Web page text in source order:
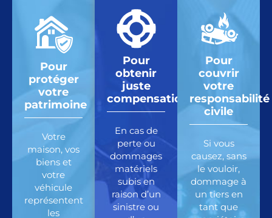
Pour
protéger
votre
patrimoine
Votre
maison, vos
biens et
votre
véhicule
représentent
les
Pour
obtenir
juste
compensation
En cas de
perte ou
dommages
matériels
subis en
raison d’un
sinistre ou
Pour
couvrir
votre
responsabilité
civile
Si vous
causez, sans
le vouloir,
dommage à
un tiers en
tant que